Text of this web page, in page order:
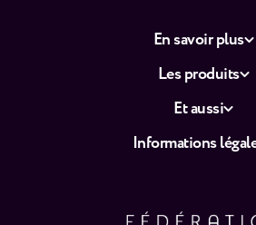
En savoir plus
Les produits
Et aussi
Informations